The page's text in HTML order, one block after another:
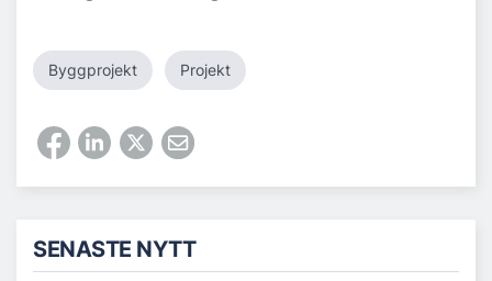
Byggprojekt Projekt
SENASTE NYTT